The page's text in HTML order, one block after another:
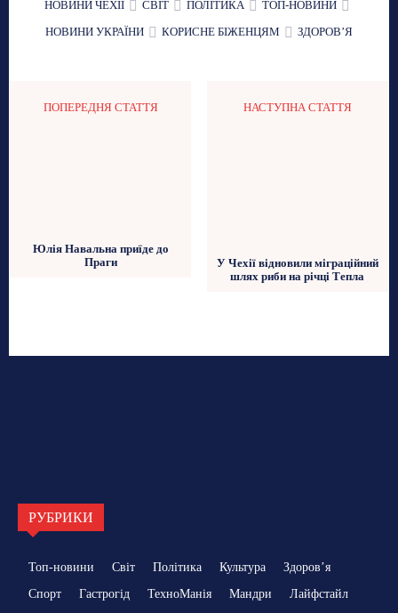
НОВИНИ ЧЕХІЇ СВІТ ПОЛІТИКА
ТОП-НОВИНИ
НОВИНИ УКРАЇНИ
КОРИСНЕ БІЖЕНЦЯМ ЗДОРОВʼЯ
ПОПЕРЕДНЯ СТАТТЯ
Юлія Навальна приїде до
Праги
НАСТУПНА СТАТТЯ
У Чехії відновили міграційний
шлях риби на річці Тепла
РУБРИКИ
Топ-новини Світ Політика Культура
Здоровʼя
Спорт
Гастрогід ТехноМанія Мандри
Лайфстайл